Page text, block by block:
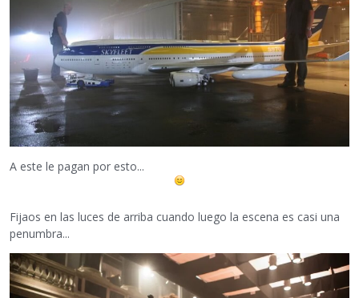
A este le pagan por esto...
Fijaos en las luces de arriba cuando luego la escena es casi una
penumbra...